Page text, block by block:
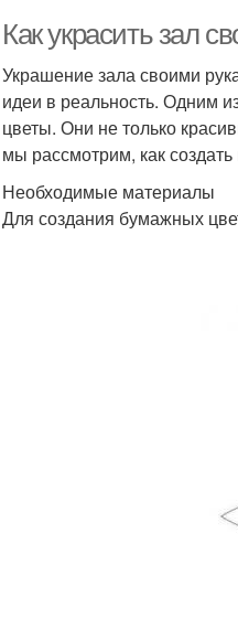
Как украсить зал
Украшение зала своими
идеи в реальность. Одним
цветы. Они не только
мы рассмотрим, как
Необходимые материалы
Для создания бумажных